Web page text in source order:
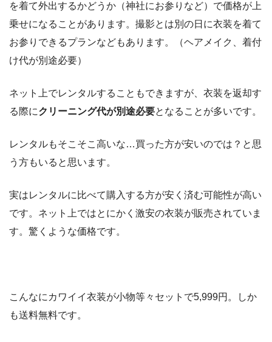
を着て外出するかどうか（神社にお参りなど）で価格が上
乗せになることがあります。 撮影とは別の日に衣装を着て
お参りできるプランなどもあります。（ヘアメイク、着付
け代が別途必要）
ネット上でレンタルすることもできますが、衣装を返却す
る際にクリーニング代が別途必要となることが多いです。
レンタルもそこそこ高いな…買った方が安いのでは？と思
う方もいると思います。
実はレンタルに比べて購入する方が安く済む可能性が高い
です。ネット上ではとにかく激安の衣装が販売されていま
す。驚くような価格です。
こんなにカワイイ衣装が小物等々セットで5,999円。しか
も送料無料です。